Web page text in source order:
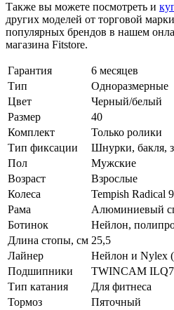
Также вы можете посмотреть и
других моделей от торговой
популярных брендов в нашем
магазина Fitstore.
Гарантия
6 месяцев
Тип
Одноразмерные
Цвет
Черный/белый
Размер
40
Комплект
Только ролики
Тип фиксации
Шнурки, бакля,
Пол
Мужские
Возраст
Взрослые
Колеса
Tempish Radical
Рама
Алюминиевый
Ботинок
Нейлон,
Длина стопы, см 25,5
Лайнер
Нейлон и Nylex
Подшипники
TWINCAM ILQ7
Тип катания
Для фитнеса
Тормоз
Пяточный